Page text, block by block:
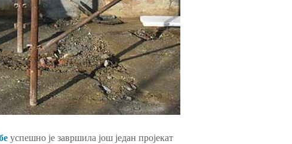
успешно је завршила још један пројекат